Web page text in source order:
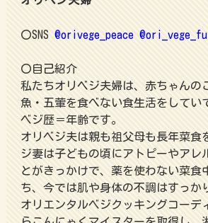
〇SNS@orivege_peace
〇自己紹介
私たちオリベジ夫婦は、赤ちゃんの
魚・五葷を食べない食生活をしてい
ベジ歴＝年齢です。
オリベジ夫は親も祖父母も長年菜食
ジ妻は子どもの頃にアトピーやアレ
とがきっかけで、薬を使わない菜食
ち、今では肌や身体の不調はすっ
オリエンタルベジクッキングコーデ